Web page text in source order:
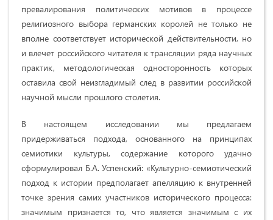
превалирования политических мотивов в процессе
религиозного выбора германских королей не только не
вполне соответствует исторической действительности, но
и влечет российского читателя к трансляции ряда научных
практик, методологическая односторонность которых
оставила свой неизгладимый след в развитии российской
научной мысли прошлого столетия.
В настоящем исследовании мы предлагаем
придерживаться подхода, основанного на принципах
семиотики культуры, содержание которого удачно
сформулировал Б.А. Успенский: «Культурно-семиотический
подход к истории предполагает апелляцию к внутренней
точке зрения самих участников исторического процесса:
значимым признается то, что является значимым с их